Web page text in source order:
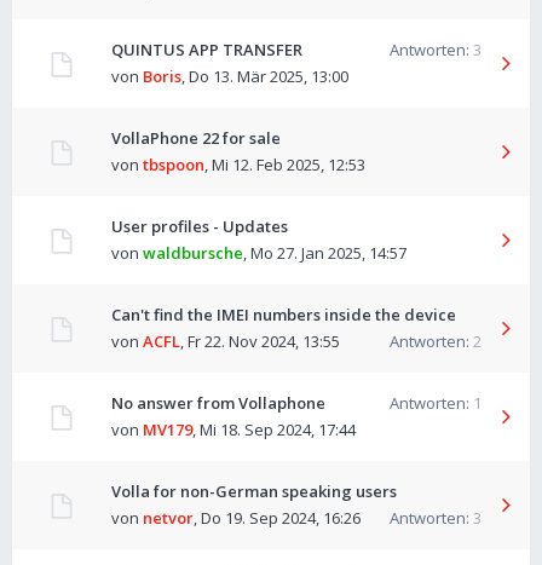
QUINTUS APP TRANSFER Antworten: 3
von Boris,Do 13. Mär 2025, 13:00
VollaPhone 22 for sale
von tbspoon,Mi 12. Feb 2025, 12:53
User profiles - Updates
von waldbursche,Mo 27. Jan 2025, 14:57
Can't find the IMEI numbers inside the device
Antworten: 2
von ACFL,Fr 22. Nov 2024, 13:55
No answer from Vollaphone Antworten: 1
von MV179,Mi 18. Sep 2024, 17:44
Volla for non-German speaking users
Antworten: 3
von netvor,Do 19. Sep 2024, 16:26